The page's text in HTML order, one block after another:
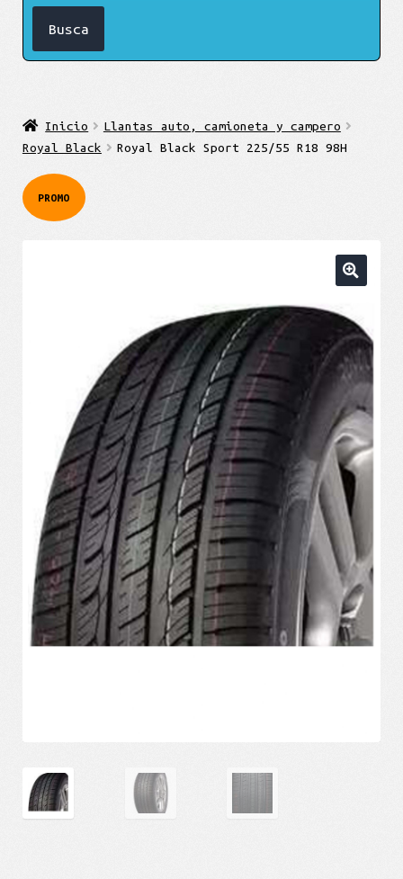
Inicio
Llantas auto, camioneta y campero
Royal Black
Royal Black Sport 225/55 R18 98H
PROMO